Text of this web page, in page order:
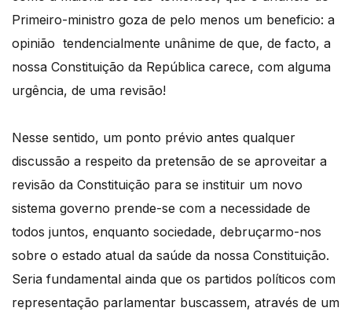
Primeiro-ministro goza de pelo menos um beneficio: a
opinião tendencialmente unânime de que, de facto, a
nossa Constituição da República carece, com alguma
urgência, de uma revisão!
Nesse sentido, um ponto prévio antes qualquer
discussão a respeito da pretensão de se aproveitar a
revisão da Constituição para se instituir um novo
sistema governo prende-se com a necessidade de
todos juntos, enquanto sociedade, debruçarmo-nos
sobre o estado atual da saúde da nossa Constituição.
Seria fundamental ainda que os partidos políticos com
representação parlamentar buscassem, através de um